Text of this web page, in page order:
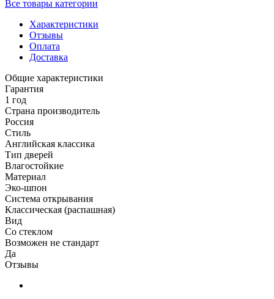
Все товары категории
Характеристики
Отзывы
Оплата
Доставка
Общие характеристики
Гарантия
1 год
Страна производитель
Россия
Стиль
Английская классика
Тип дверей
Влагостойкие
Материал
Эко-шпон
Система открывания
Классическая (распашная)
Вид
Со стеклом
Возможен не стандарт
Да
Отзывы